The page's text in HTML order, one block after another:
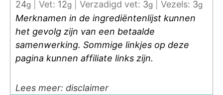
24g Vet: 12g Verzadigd vet: 3g Vezels: 3g
Merknamen in de ingrediëntenlijst kunnen
het gevolg zijn van een betaalde
samenwerking. Sommige linkjes op deze
pagina kunnen affiliate links zijn.
Lees meer: disclaimer